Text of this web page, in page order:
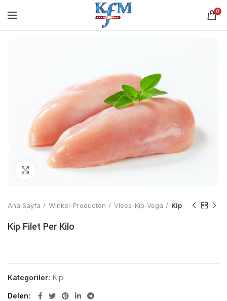
0
Click to enlarge
Ana Sayfa Winkel-Producten Vlees-Kip-Vega Kip
Kip Filet Per Kilo
Kategoriler: Kip
Delen